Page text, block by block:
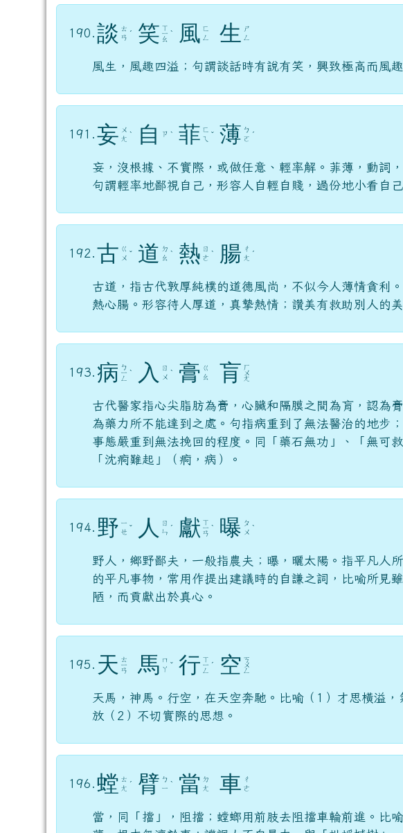
190. 談 ㄊ
ㄢ ˊ 笑 ㄒ
ㄧ
ㄠ
ˋ 風 ㄈ
ㄥ
生
ㄕ
ㄥ
風生，風趣四溢；句謂談話時有說有笑，興致極高而風趣
191. 妄 ㄨ
ㄤ ˋ 自 ㄗ ˋ 菲 ㄈ
ㄟ
ˇ 薄 ㄅ
ㄛ ˊ
妄，沒根據、不實際，或做任意、輕率解。菲薄，動詞，
句謂輕率地鄙視自己，形容人自輕自賤，過份地小看自己
192. 古 ㄍ
ㄨ ˇ 道 ㄉ
ㄠ ˋ 熱 ㄖ
ㄜ ˋ 腸 ㄔ
ㄤ ˊ
古道，指古代敦厚純樸的道德風尚，不似今人薄情貪利。
熱心腸。形容待人厚道，真摯熱情；讚美有救助別人的美
193. 病 ㄅ
ㄧ
ㄥ
ˋ 入
ㄖ
ㄨ ˋ 膏 ㄍ
ㄠ
肓 ㄏ
ㄨ
ㄤ
古代醫家指心尖脂肪為膏，心臟和隔膜之間為肓，認為
為藥力所不能達到之處。句指病重到了無法醫治的地步
事態嚴重到無法挽回的程度。同「藥石無功」、「無可救
「沈痾難起」（痾，病）。
194. 野 ㄧ
ㄝ ˇ 人
ㄖ
ㄣ ˊ 獻 ㄒ
ㄧ
ㄢ
ˋ 曝 ㄆ
ㄨ ˋ
野人，鄉野鄙夫，一般指農夫；曝，曬太陽。指平凡人
的平凡事物，常用作提出建議時的自謙之詞，比喻所見
陋，而貢獻出於真心。
195. 天 ㄊ
ㄧ
ㄢ 馬 ㄇ
ㄚ ˇ 行 ㄒ
ㄧ
ㄥ
ˊ 空 ㄎ
ㄨ
ㄥ
天馬，神馬。行空，在天空奔馳。比喻（1）才思橫溢，
放（2）不切實際的思想。
196. 螳 ㄊ
ㄤ ˊ 臂 ㄅ
ㄧ ˋ 當 ㄉ
ㄤ
車 ㄔ
ㄜ
當，同「擋」，阻擋；螳螂用前肢去阻擋車輪前進。比